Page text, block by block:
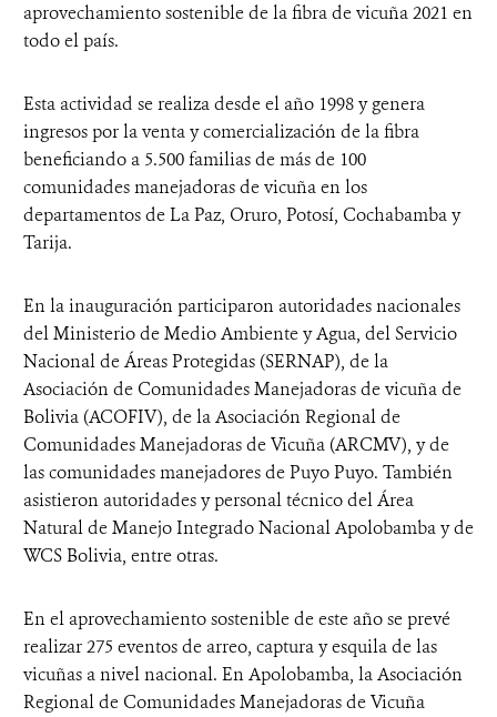
aprovechamiento sostenible de la fibra de vicuña 2021 en
todo el país.
Esta actividad se realiza desde el año 1998 y genera
ingresos por la venta y comercialización de la fibra
beneficiando a 5.500 familias de más de 100
comunidades manejadoras de vicuña en los
departamentos de La Paz, Oruro, Potosí, Cochabamba y
Tarija.
En la inauguración participaron autoridades nacionales
del Ministerio de Medio Ambiente y Agua, del Servicio
Nacional de Áreas Protegidas (SERNAP), de la
Asociación de Comunidades Manejadoras de vicuña de
Bolivia (ACOFIV), de la Asociación Regional de
Comunidades Manejadoras de Vicuña (ARCMV), y de
las comunidades manejadores de Puyo Puyo. También
asistieron autoridades y personal técnico del Área
Natural de Manejo Integrado Nacional Apolobamba y de
WCS Bolivia, entre otras.
En el aprovechamiento sostenible de este año se prevé
realizar 275 eventos de arreo, captura y esquila de las
vicuñas a nivel nacional. En Apolobamba, la Asociación
Regional de Comunidades Manejadoras de Vicuña